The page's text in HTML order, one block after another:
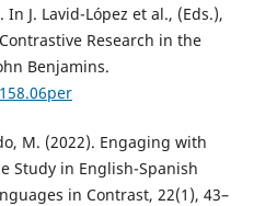
J. Lavid-López et al., (Eds.),
Research in the
Benjamins.
M. (2022). Engaging with
Study in English-Spanish
in Contrast, 22(1), 43–